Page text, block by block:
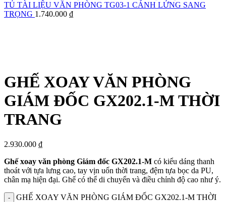
TỦ TÀI LIỆU VĂN PHÒNG TG03-1 CÁNH LỬNG SANG
TRỌNG 1.740.000 ₫
GHẾ XOAY VĂN PHÒNG
GIÁM ĐỐC GX202.1-M THỜI
TRANG
2.930.000 ₫
Ghế xoay văn phòng Giám đốc GX202.1-M có kiểu dáng thanh
thoát với tựa lưng cao, tay vịn uốn thời trang, đệm tựa bọc da PU,
chân mạ hiện đại. Ghế có thể di chuyển và điều chỉnh độ cao như ý.
GHẾ XOAY VĂN PHÒNG GIÁM ĐỐC GX202.1-M THỜI